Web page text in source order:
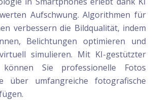
Aufschwung. Algorithmen für
verbessern die Bildqualität, indem
Belichtungen optimieren und
simulieren. Mit KI-gestützter
können Sie professionelle Fotos
über umfangreiche fotografische